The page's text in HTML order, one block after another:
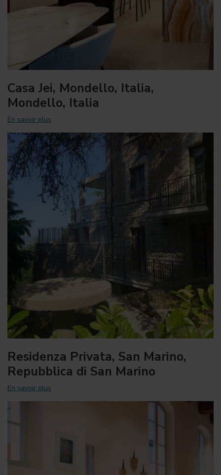
Casa Jei, Mondello, Italia,
Mondello, Italia
En savoir plus
Residenza Privata, San Marino,
Repubblica di San Marino
En savoir plus